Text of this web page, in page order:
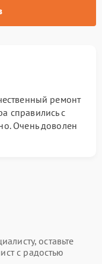
ремонт
справились с
Очень доволен
оставьте
с радостью